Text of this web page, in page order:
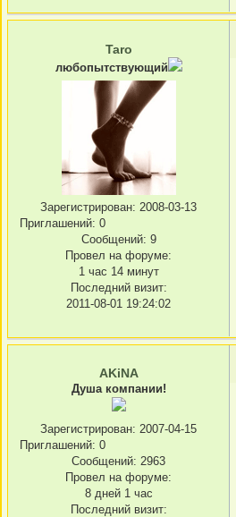
Taro
любопытствующий
Зарегистрирован: 2008-03-13
Приглашений: 0
Сообщений: 9
Провел на форуме:
1 час 14 минут
Последний визит:
2011-08-01 19:24:02
AKiNA
Душа компании!
Зарегистрирован: 2007-04-15
Приглашений: 0
Сообщений: 2963
Провел на форуме:
8 дней 1 час
Последний визит: